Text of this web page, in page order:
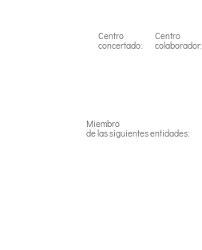
Centro
concertado:
Centro
colaborador:
Miembro
de las siguientes entidades: